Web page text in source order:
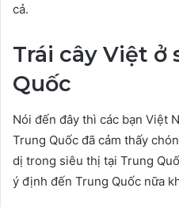
cả.
Trái cây Việt ở
Quốc
Nói đến đây thì các bạn Việt
Trung Quốc đã cảm thấy
dị trong siêu thị tại Trung
ý định đến Trung Quốc nữa